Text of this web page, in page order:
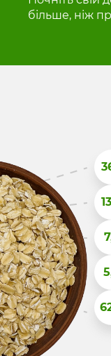
більше, ніж